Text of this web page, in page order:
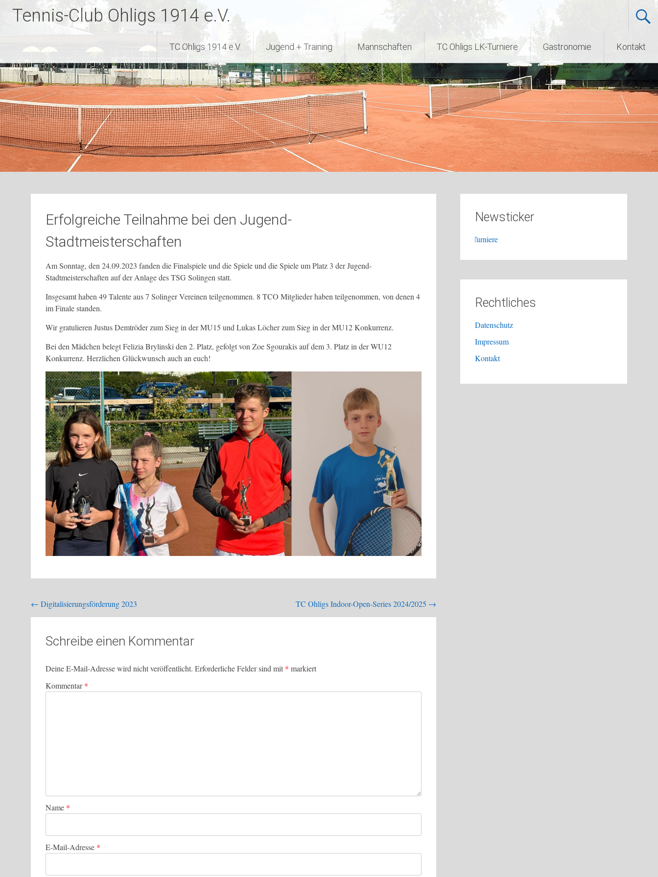
Tennis-Club Ohligs 1914 e.V.
TC Ohligs 1914 e.V. Jugend + Training Mannschaften TC Ohligs LK-Turniere Gastronomie Kontakt
Erfolgreiche Teilnahme bei den Jugend-
Stadtmeisterschaften
Am Sonntag, den 24.09.2023 fanden die Finalspiele und die Spiele und die Spiele um Platz 3 der Jugend-
Stadtmeisterschaften auf der Anlage des TSG Solingen statt.
Insgesamt haben 49 Talente aus 7 Solinger Vereinen teilgenommen. 8 TCO Mitglieder haben teilgenommen, von denen 4
im Finale standen.
Wir gratulieren Justus Demtröder zum Sieg in der MU15 und Lukas Löcher zum Sieg in der MU12 Konkurrenz.
Bei den Mädchen belegt Felizia Brylinski den 2. Platz, gefolgt von Zoe Sgourakis auf dem 3. Platz in der WU12
Konkurrenz. Herzlichen Glückwunsch auch an euch!
Beitragsnavigation
← Digitalisierungsförderung 2023 TC Ohligs Indoor-Open-Series 2024/2025 →
Schreibe einen Kommentar
Deine E-Mail-Adresse wird nicht veröffentlicht. Erforderliche Felder sind mit * markiert
Kommentar*
Name *
E-Mail-Adresse *
Newsticker
Rechtliches
Datenschutz
Impressum
Kontakt